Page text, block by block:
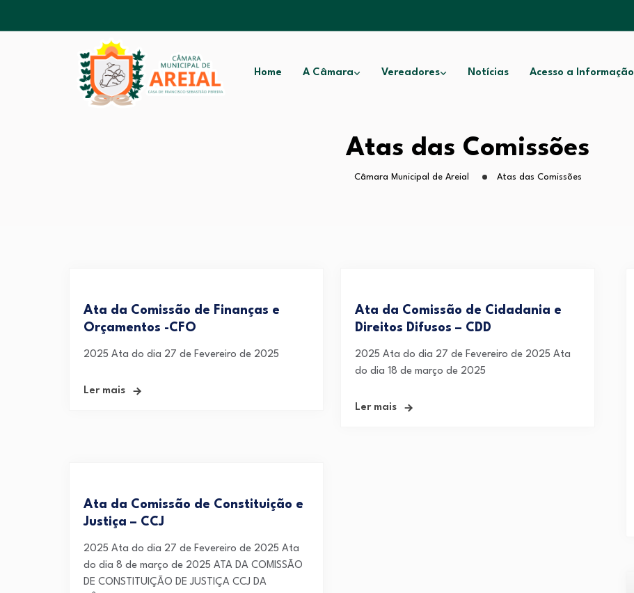
Home A Câmara Vereadores Notícias Acesso a Informação
Atas das Comissões
Câmara Municipal de Areial Atas das Comissões
Ata da Comissão de Finanças e
Orçamentos -CFO
2025 Ata do dia 27 de Fevereiro de 2025
Ler mais
Ata da Comissão de Cidadania e
Direitos Difusos – CDD
2025 Ata do dia 27 de Fevereiro de 2025 Ata
do dia 18 de março de 2025
Ler mais
Ata da Comissão de Constituição e
Justiça – CCJ
2025 Ata do dia 27 de Fevereiro de 2025 Ata
do dia 8 de março de 2025 ATA DA COMISSÃO
DE CONSTITUIÇÃO DE JUSTIÇA CCJ DA